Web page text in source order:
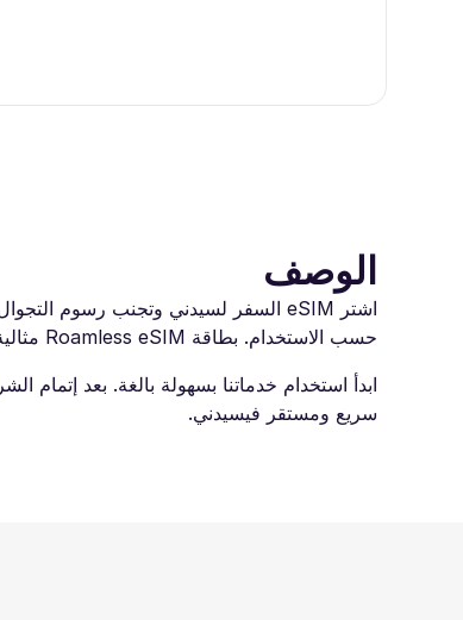
الوصف
حسب الاستخدام. بطاقة Roamless eSIM مثالية للسياح، والمسافرين بغرض العمل، والرحالة الرقميين. استمتع باتصال موثوق وابقَ على تواصل مع العائلة والأصدقاء طوال رحلتك.
سريع ومستقر فيسيدني.